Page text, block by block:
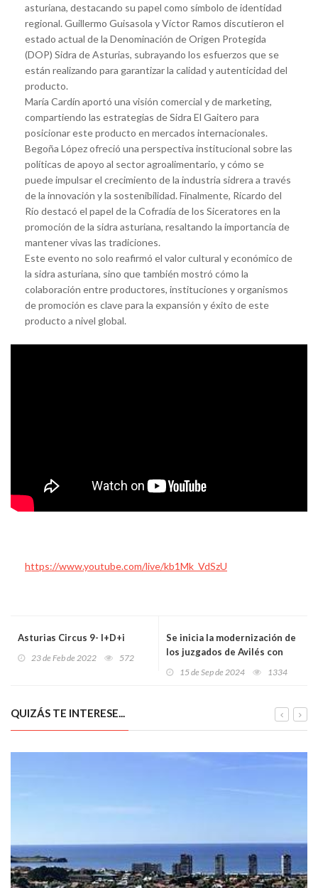
asturiana, destacando su papel como símbolo de identidad
regional. Guillermo Guisasola y Víctor Ramos discutieron el
estado actual de la Denominación de Origen Protegida
(DOP) Sidra de Asturias, subrayando los esfuerzos que se
están realizando para garantizar la calidad y autenticidad del
producto.
María Cardín aportó una visión comercial y de marketing,
compartiendo las estrategias de Sidra El Gaitero para
posicionar este producto en mercados internacionales.
Begoña López ofreció una perspectiva institucional sobre las
políticas de apoyo al sector agroalimentario, y cómo se
puede impulsar el crecimiento de la industria sidrera a través
de la innovación y la sostenibilidad. Finalmente, Ricardo del
Río destacó el papel de la Cofradía de los Siceratores en la
promoción de la sidra asturiana, resaltando la importancia de
mantener vivas las tradiciones.
Este evento no solo reafirmó el valor cultural y económico de
la sidra asturiana, sino que también mostró cómo la
colaboración entre productores, instituciones y organismos
de promoción es clave para la expansión y éxito de este
producto a nivel global.
https://www.youtube.com/live/kb1Mk_VdSzU
Asturias Circus 9- I+D+i
23 de Feb de 2022 572
Se inicia la modernización de
los juzgados de Avilés con
15 de Sep de 2024 1334
QUIZÁS TE INTERESE...